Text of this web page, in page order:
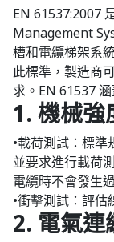
EN 61537:2007
Management
槽和電纜梯架系
此標準，製造商
求。EN 61537
1. 機械強
•載荷測試：標準
並要求進行載荷
電纜時不會發生
•衝擊測試：評估
2. 電氣連